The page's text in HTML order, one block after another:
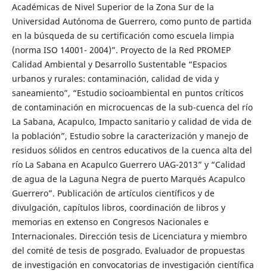
Académicas de Nivel Superior de la Zona Sur de la
Universidad Autónoma de Guerrero, como punto de partida
en la búsqueda de su certificación como escuela limpia
(norma ISO 14001- 2004)”. Proyecto de la Red PROMEP
Calidad Ambiental y Desarrollo Sustentable “Espacios
urbanos y rurales: contaminación, calidad de vida y
saneamiento”, “Estudio socioambiental en puntos críticos
de contaminación en microcuencas de la sub-cuenca del río
La Sabana, Acapulco, Impacto sanitario y calidad de vida de
la población”, Estudio sobre la caracterización y manejo de
residuos sólidos en centros educativos de la cuenca alta del
río La Sabana en Acapulco Guerrero UAG-2013” y “Calidad
de agua de la Laguna Negra de puerto Marqués Acapulco
Guerrero”. Publicación de artículos científicos y de
divulgación, capítulos libros, coordinación de libros y
memorias en extenso en Congresos Nacionales e
Internacionales. Dirección tesis de Licenciatura y miembro
del comité de tesis de posgrado. Evaluador de propuestas
de investigación en convocatorias de investigación científica